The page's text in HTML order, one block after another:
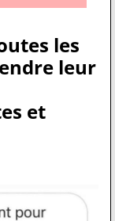
les
leur
et